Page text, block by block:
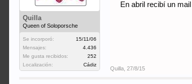
Quilla
Queen of Soloporsche
Se incorporó:
15/11/06
Mensajes:
4.436
Me gusta recibidos:
252
Localización:
Cádiz
En abril recibí un
Quilla 27/8/15